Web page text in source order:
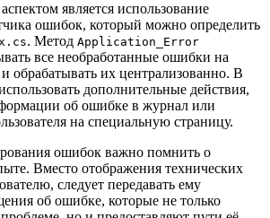
является использование
ошибок, который можно определить
. Метод Application_Error
все необработанные ошибки на
обрабатывать их централизованно. В
дополнительные действия,
об ошибке в журнал или
на специальную страницу.
ошибок важно помнить о
Вместо отображения технических
следует передавать ему
об ошибке, которые не только